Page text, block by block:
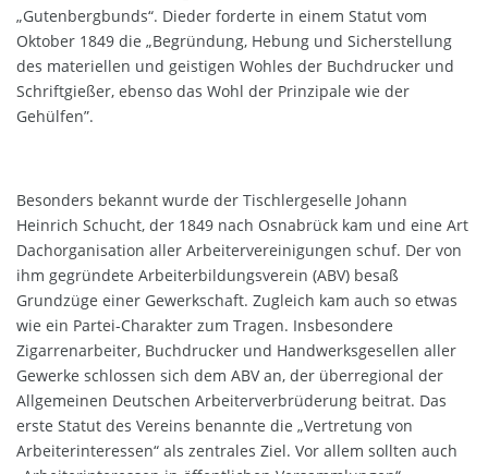
„Gutenbergbunds“. Dieder forderte in einem Statut vom
Oktober 1849 die „Begründung, Hebung und Sicherstellung
des materiellen und geistigen Wohles der Buchdrucker und
Schriftgießer, ebenso das Wohl der Prinzipale wie der
Gehülfen”.
Besonders bekannt wurde der Tischlergeselle Johann
Heinrich Schucht, der 1849 nach Osnabrück kam und eine Art
Dachorganisation aller Arbeitervereinigungen schuf. Der von
ihm gegründete Arbeiterbildungsverein (ABV) besaß
Grundzüge einer Gewerkschaft. Zugleich kam auch so etwas
wie ein Partei-Charakter zum Tragen. Insbesondere
Zigarrenarbeiter, Buchdrucker und Handwerksgesellen aller
Gewerke schlossen sich dem ABV an, der überregional der
Allgemeinen Deutschen Arbeiterverbrüderung beitrat. Das
erste Statut des Vereins benannte die „Vertretung von
Arbeiterinteressen“ als zentrales Ziel. Vor allem sollten auch